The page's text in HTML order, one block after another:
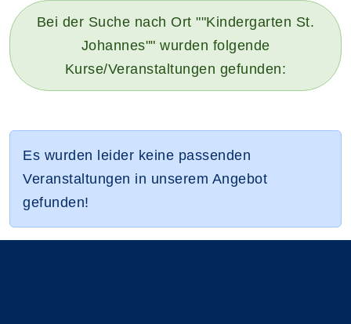
Bei der Suche nach Ort ""Kindergarten St.
Johannes"" wurden folgende
Kurse/Veranstaltungen gefunden:
Es wurden leider keine passenden
Veranstaltungen in unserem Angebot
gefunden!